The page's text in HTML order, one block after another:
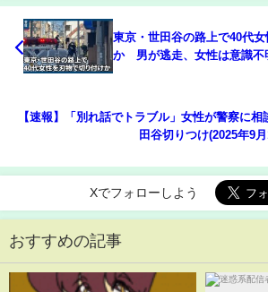
東京・世田谷の路上で40代
か 男が逃走、女性は意識不
【速報】「別れ話でトラブル」女性が警察に相
田谷切りつけ(2025年9
Xでフォローしよう
おすすめの記事